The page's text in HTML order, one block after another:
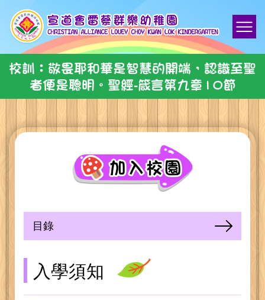
校訓：敬畏耶和華是智慧的開端，認識至聖
者便是聰明。聖經-箴言第九章10節
目錄
入學須知